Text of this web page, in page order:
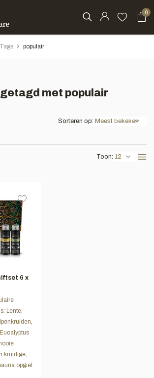
0
Tags populair
met populair
Toon:
Sorteren op:
6 x
Lente,
kruidige,
opgiet